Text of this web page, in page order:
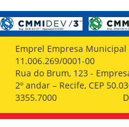
ATAS DE REGISTRO DE
REGULAMENTO
GESTÃO DE PESSOAS
COLABORADORES
PLR
PARTICIPAÇÃO
Emprel Empresa Municipal
11.006.269/0001-00
Rua do Brum, 123 -
2º andar – Recife, CEP
3355.7000